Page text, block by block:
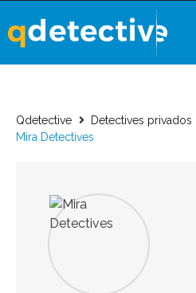
Qdetective Detectives privados
Mira Detectives